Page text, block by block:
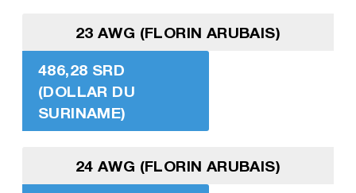
23 AWG (FLORIN ARUBAIS)
486,28 SRD
(DOLLAR DU
SURINAME)
24 AWG (FLORIN ARUBAIS)